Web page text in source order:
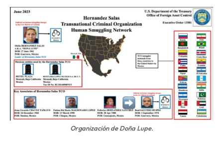
Organización de Doña Lupe.